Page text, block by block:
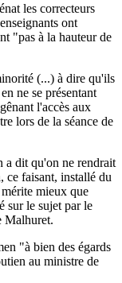
les correcteurs
ont
"pas à la hauteur de
(...) à dire qu'ils
ne se présentant
l'accès aux
lors de la séance de
a dit qu'on ne rendrait
ce faisant, installé du
mieux que
sur le sujet par le
Malhuret.
"à bien des égards
au ministre de